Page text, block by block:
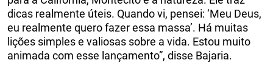
dicas realmente úteis. Quando vi, pensei: ‘Meu Deus,
eu realmente quero fazer essa massa’. Há muitas
lições simples e valiosas sobre a vida. Estou muito
animada com esse lançamento”, disse Bajaria.